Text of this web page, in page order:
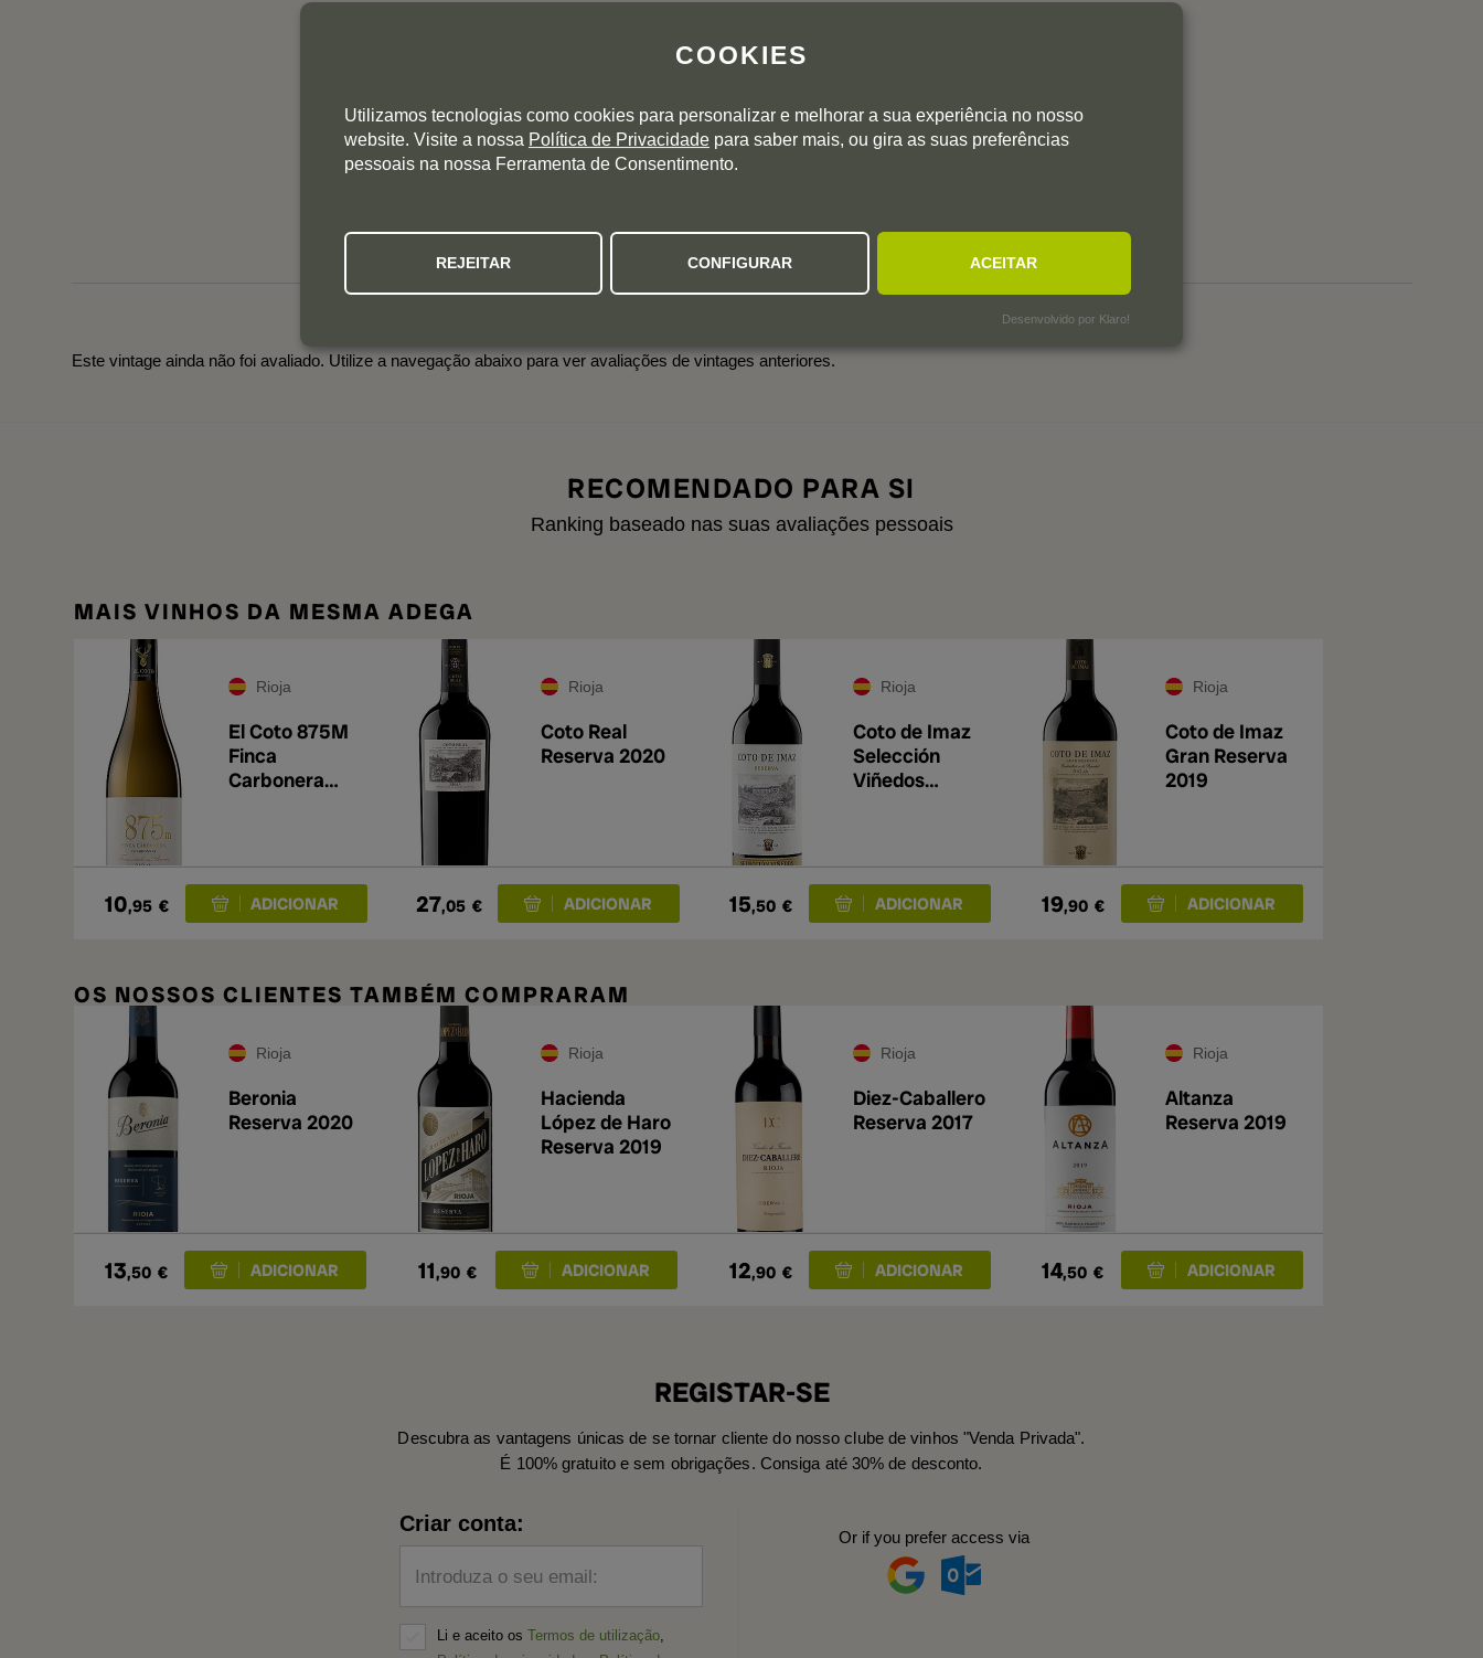
0 avaliações
5
0
4
0
2021 2020 2019
Este vintage ainda não foi avaliado. Utilize a navegação abaixo para ver avaliações de vintages anteriores.
RECOMENDADO PARA SI
Ranking baseado nas suas avaliações pessoais
MAIS VINHOS DA MESMA ADEGA
Rioja
El Coto 875M
Finca
Carbonera
10,95 €
Rioja
Coto Real
Reserva 2020
27,05 €
Rioja
Coto de Imaz
Selección
Viñedos
15,50 €
Rioja
Coto de Imaz
Gran Reserva
2019
19,90 €
OS NOSSOS CLIENTES TAMBÉM COMPRARAM
Rioja
Beronia
Reserva 2020
13,50 €
Rioja
Hacienda
López de Haro
Reserva 2019
11,90 €
Rioja
Diez-Caballero
Reserva 2017
12,90 €
Rioja
Altanza
Reserva 2019
14,50 €
REGISTAR-SE
Descubra as vantagens únicas de se tornar cliente do nosso clube de vinhos "Venda Privada".
É 100% gratuito e sem obrigações. Consiga até 30% de desconto.
Criar conta:
Introduza o seu email:
Li e aceito os Termos de utilização,
Or if you prefer access via
COOKIES
Utilizamos tecnologias como cookies para personalizar e melhorar a sua experiência no nosso
website. Visite a nossa Política de Privacidade para saber mais, ou gira as suas preferências
pessoais na nossa Ferramenta de Consentimento.
REJEITAR CONFIGURAR ACEITAR
Desenvolvido por Klaro!